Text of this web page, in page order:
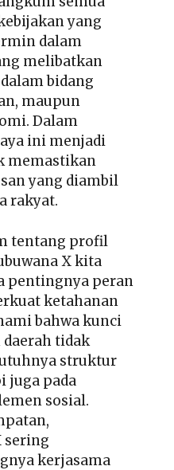
yang
dalam
melibatkan
bidang
maupun
Dalam
ini menjadi
memastikan
yang diambil
rakyat.
tentang profil
X kita
pentingnya peran
ketahanan
bahwa kunci
tidak
struktur
juga pada
sosial.
sering
kerjasama